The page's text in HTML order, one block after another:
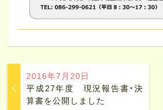
2016年7月20日
平成27年度 現況報告書・決
算書を公開しました